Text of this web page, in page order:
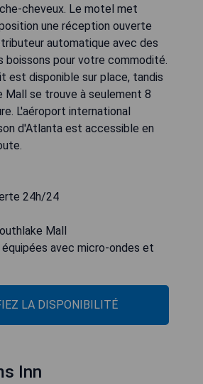
cheveux. Le motel met
une réception ouverte
automatique avec des
boissons pour votre commodité.
est disponible sur place, tandis
Mall se trouve à seulement 8
L'aéroport international
d'Atlanta est accessible en
24h/24
Mall
équipées avec micro-ondes et
LA DISPONIBILITÉ
Inn